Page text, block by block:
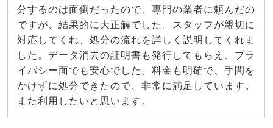
分するのは面倒だったので、専門の業者に頼んだの
ですが、結果的に大正解でした。スタッフが親切に
対応してくれ、処分の流れを詳しく説明してくれま
した。データ消去の証明書も発行してもらえ、プラ
イバシー面でも安心でした。料金も明確で、手間を
かけずに処分できたので、非常に満足しています。
また利用したいと思います。